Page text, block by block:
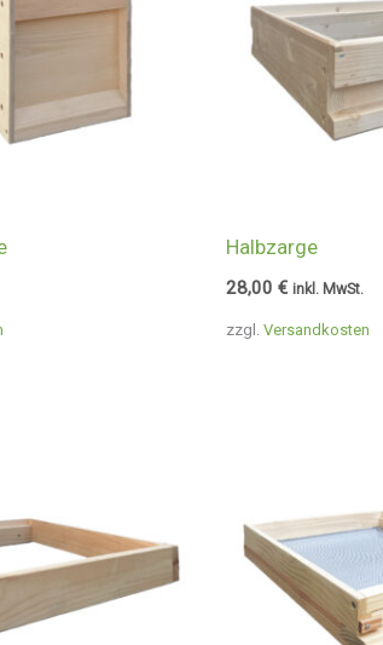
zzgl. Versandkosten
Halbzarge
28,00 € inkl. MwSt.